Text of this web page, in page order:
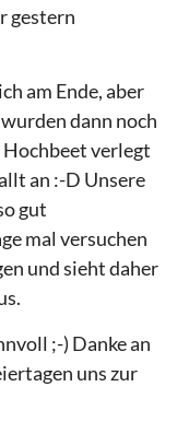
gestern
am Ende, aber
dann noch
Hochbeet verlegt
an :-D Unsere
gut
mal versuchen
und sieht daher
;-) Danke an
uns zur